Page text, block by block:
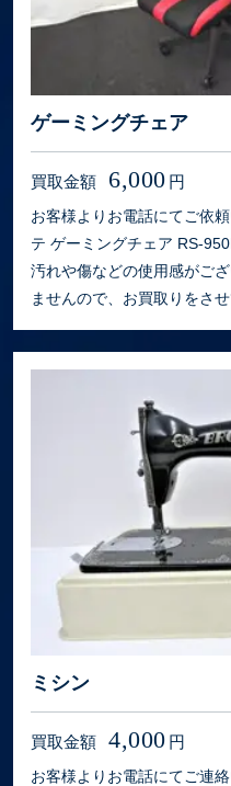
ゲーミングチェア
買取金額 6,000 円
お客様よりお電話にてご依
テ ゲーミングチェア RS-
汚れや傷などの使用感がご
ませんので、お買取りをさ
ミシン
買取金額 4,000 円
お客様よりお電話にてご連